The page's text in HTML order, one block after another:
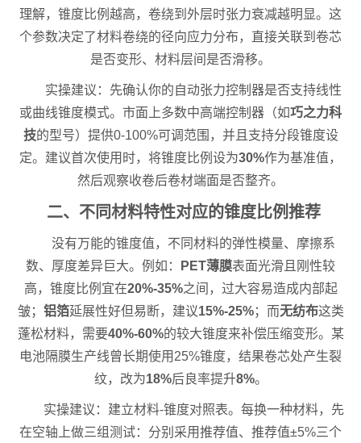
理解，锥度比例越高，卷绕到外层时张力衰减越明显。这
个参数决定了材料卷绕的径向应力分布，直接关联到卷芯
是否变形、材料层间是否滑移。
实操建议：先确认你的自动张力控制器是否支持线性
或曲线锥度模式。市面上多数中高端控制器（如巧之力科
技的型号）提供0-100%可调范围，并且支持分段锥度设
定。建议首次使用时，将锥度比例设为30%作为基准值，
然后观察收卷后卷材端面是否整齐。
二、不同材料特性对应的锥度比例推荐
没有万能的锥度值，不同材料的弹性模量、摩擦系
数、厚度差异巨大。例如：
PET薄膜表面光滑且刚性较
高，锥度比例宜在20%-35%之间，过大容易造成内部起
皱； 铝箔延展性好但易断，建议15%-25%；而无纺布这类
蓬松材料，需要40%-60%的较大锥度来补偿压缩变形。某
电池隔膜生产线曾长期使用25%锥度，结果卷芯处产生裂
纹，改为18%后良率提升8%。
实操建议：建立材料-锥度对照表。每换一种材料，先
在空轴上做三组测试：分别采用推荐值、推荐值±5%三个